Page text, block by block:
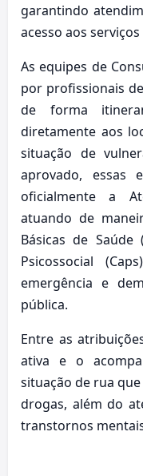
garantindo
acesso aos
As equipes de
por profissionais
de forma
diretamente aos
situação de
aprovado, essas
oficialmente a
atuando de
Básicas de Saúde
Psicossocial
emergência e
pública.
Entre as
ativa e o
situação de rua
drogas, além do
transtornos